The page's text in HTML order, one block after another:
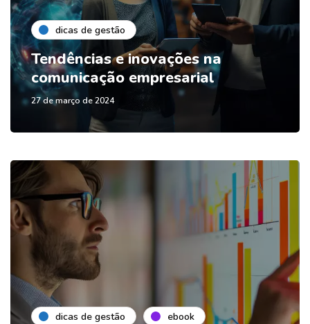
dicas de gestão
Tendências e inovações na
comunicação empresarial
27 de março de 2024
dicas de gestão ebook